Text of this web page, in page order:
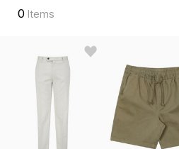
0 Items